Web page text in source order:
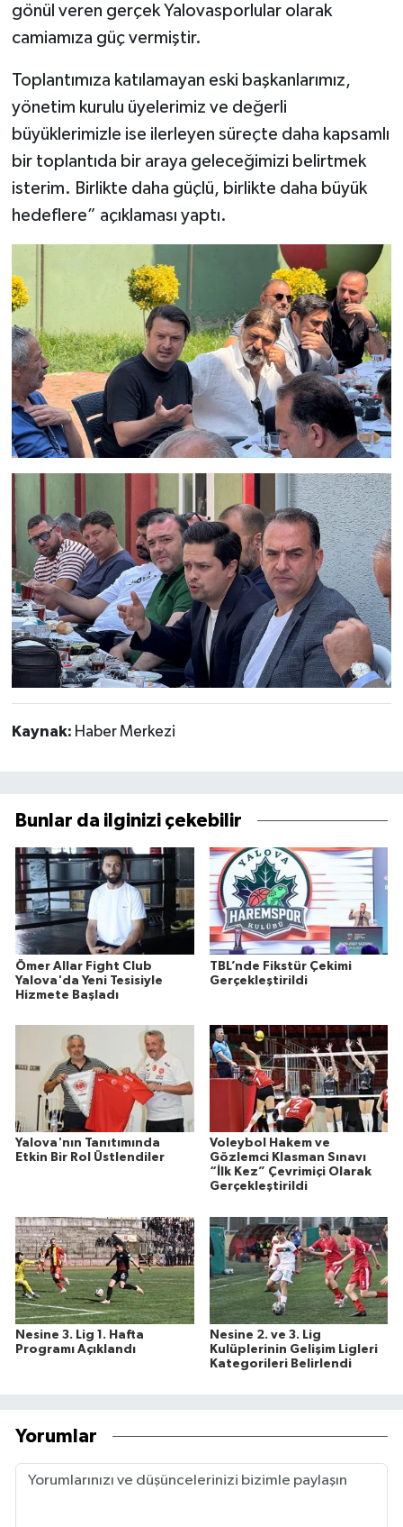
gönül veren gerçek Yalovasporlular olarak
camiamıza güç vermiştir.
Toplantımıza katılamayan eski başkanlarımız,
yönetim kurulu üyelerimiz ve değerli
büyüklerimizle ise ilerleyen süreçte daha kapsamlı
bir toplantıda bir araya geleceğimizi belirtmek
isterim. Birlikte daha güçlü, birlikte daha büyük
hedeflere” açıklaması yaptı.
Kaynak: Haber Merkezi
Bunlar da ilginizi çekebilir
Ömer Allar Fight Club
Yalova'da Yeni Tesisiyle
Hizmete Başladı
TBL’nde Fikstür Çekimi
Gerçekleştirildi
Yalova'nın Tanıtımında
Etkin Bir Rol Üstlendiler
Voleybol Hakem ve
Gözlemci Klasman Sınavı
“İlk Kez” Çevrimiçi Olarak
Gerçekleştirildi
Nesine 3. Lig 1. Hafta
Programı Açıklandı
Nesine 2. ve 3. Lig
Kulüplerinin Gelişim Ligleri
Kategorileri Belirlendi
Yorumlar